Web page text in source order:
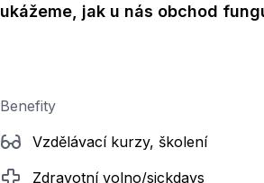
ukážeme, jak u nás obchod
Benefity
Vzdělávací kurzy, školení
Zdravotní volno/sickdays